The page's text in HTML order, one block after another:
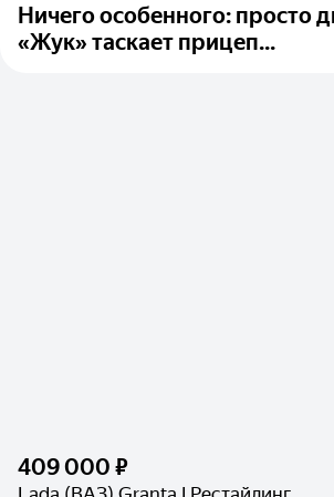
Ничего особенного: просто
«Жук» таскает прицеп...
409 000 ₽